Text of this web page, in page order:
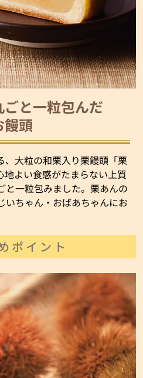
と一粒包んだ
饅頭
、大粒の和栗入り栗饅頭「栗
地よい食感がたまらない上質
と一粒包みました。栗あんの
いちゃん・おばあちゃんにお
ポイント